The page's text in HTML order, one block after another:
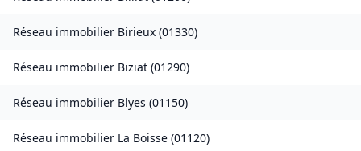
Réseau immobilier Birieux (01330)
Réseau immobilier Biziat (01290)
Réseau immobilier Blyes (01150)
Réseau immobilier La Boisse (01120)